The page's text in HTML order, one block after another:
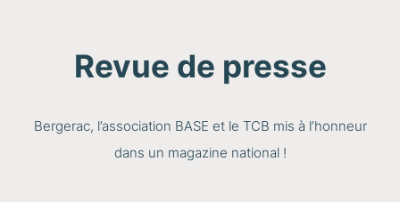
Revue de presse
Bergerac, l’association BASE et le TCB mis à l’honneur
dans un magazine national !